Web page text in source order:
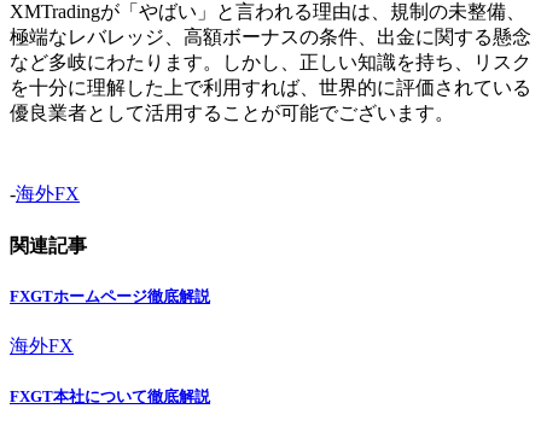
XMTradingが「やばい」と言われる理由は、規制の未整備、
極端なレバレッジ、高額ボーナスの条件、出金に関する懸念
など多岐にわたります。しかし、正しい知識を持ち、リスク
を十分に理解した上で利用すれば、世界的に評価されている
優良業者として活用することが可能でございます。
-海外FX
関連記事
FXGTホームページ徹底解説
海外FX
FXGT本社について徹底解説